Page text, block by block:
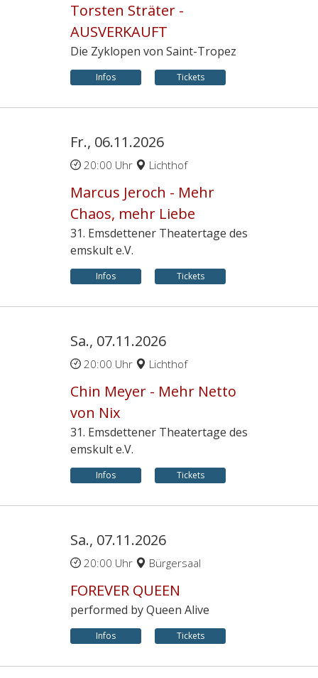
Torsten Sträter -
AUSVERKAUFT
Die Zyklopen von Saint-Tropez
Infos Tickets
Fr., 06.11.2026
20:00 Uhr Lichthof
Marcus Jeroch - Mehr
Chaos, mehr Liebe
31. Emsdettener Theatertage des
emskult e.V.
Infos Tickets
Sa., 07.11.2026
20:00 Uhr Lichthof
Chin Meyer - Mehr Netto
von Nix
31. Emsdettener Theatertage des
emskult e.V.
Infos Tickets
Sa., 07.11.2026
20:00 Uhr Bürgersaal
FOREVER QUEEN
performed by Queen Alive
Infos Tickets